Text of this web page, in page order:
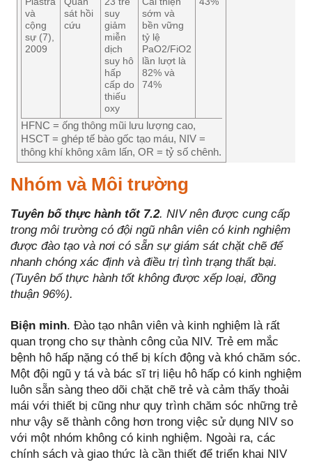
và
cộng
sự (7),
2009
sát hồi
cứu
suy
giảm
miễn
dịch
suy hô
hấp
cấp do
thiếu
oxy
sớm và
bền vững
tỷ lệ
PaO2/FiO2
lần lượt là
82% và
74%
HFNC = ống thông mũi lưu lượng cao,
HSCT = ghép tế bào gốc tạo máu, NIV =
thông khí không xâm lấn, OR = tỷ số chênh.
Nhóm và Môi trường
Tuyên bố thực hành tốt 7.2. NIV nên được cung cấp
trong môi trường có đội ngũ nhân viên có kinh nghiệm
được đào tạo và nơi có sẵn sự giám sát chặt chẽ để
nhanh chóng xác định và điều trị tình trạng thất bại.
(Tuyên bố thực hành tốt không được xếp loại, đồng
thuận 96%).
Biện minh. Đào tạo nhân viên và kinh nghiệm là rất
quan trọng cho sự thành công của NIV. Trẻ em mắc
bệnh hô hấp nặng có thể bị kích động và khó chăm sóc.
Một đội ngũ y tá và bác sĩ trị liệu hô hấp có kinh nghiệm
luôn sẵn sàng theo dõi chặt chẽ trẻ và cảm thấy thoải
mái với thiết bị cũng như quy trình chăm sóc những trẻ
như vậy sẽ thành công hơn trong việc sử dụng NIV so
với một nhóm không có kinh nghiệm. Ngoài ra, các
chính sách và giao thức là cần thiết để triển khai NIV